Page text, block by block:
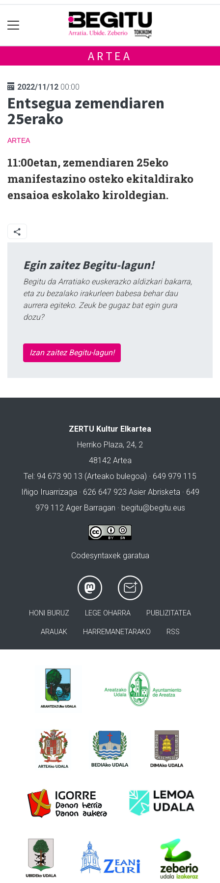
ARTEA
2022/11/12 00:00
Entsegua zemendiaren
25erako
ARTEA
11:00etan, zemendiaren 25eko
manifestazino osteko ekitaldirako
ensaioa eskolako kiroldegian.
Egin zaitez Begitu-lagun!
Begitu da Arratiako euskerazko aldizkari bakarra,
eta zu bezalako irakurleen babesa behar dau
aurrera egiteko. Zeuk be gugaz bat egin gura
dozu?
Izan zaitez Begitu-lagun!
ZERTU Kultur Elkartea
Herriko Plaza, 24, 2
48142 Artea
Tel: 94 673 90 13 (Arteako bulegoa) · 649 979 115
Iñigo Iruarrizaga · 626 647 923 Asier Abrisketa · 649
979 112 Ager Barragan · begitu@begitu.eus
Codesyntaxek garatua
HONI BURUZ LEGE OHARRA PUBLIZITATEA
ARAUAK HARREMANETARAKO RSS